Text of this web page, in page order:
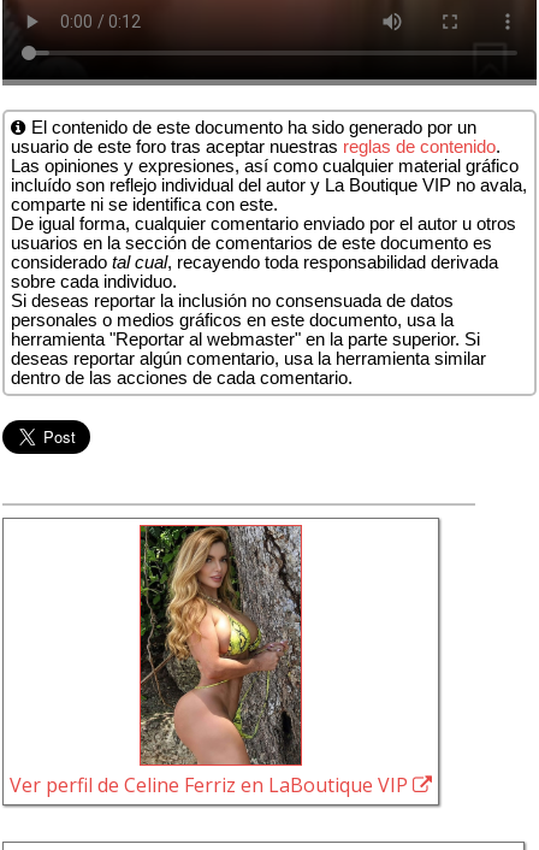
El contenido de este documento ha sido generado por un
usuario de este foro tras aceptar nuestras reglas de contenido.
Las opiniones y expresiones, así como cualquier material gráfico
incluído son reflejo individual del autor y La Boutique VIP no avala,
comparte ni se identifica con este.
De igual forma, cualquier comentario enviado por el autor u otros
usuarios en la sección de comentarios de este documento es
considerado tal cual, recayendo toda responsabilidad derivada
sobre cada individuo.
Si deseas reportar la inclusión no consensuada de datos
personales o medios gráficos en este documento, usa la
herramienta "Reportar al webmaster" en la parte superior. Si
deseas reportar algún comentario, usa la herramienta similar
dentro de las acciones de cada comentario.
Ver perfil de Celine Ferriz en LaBoutique VIP